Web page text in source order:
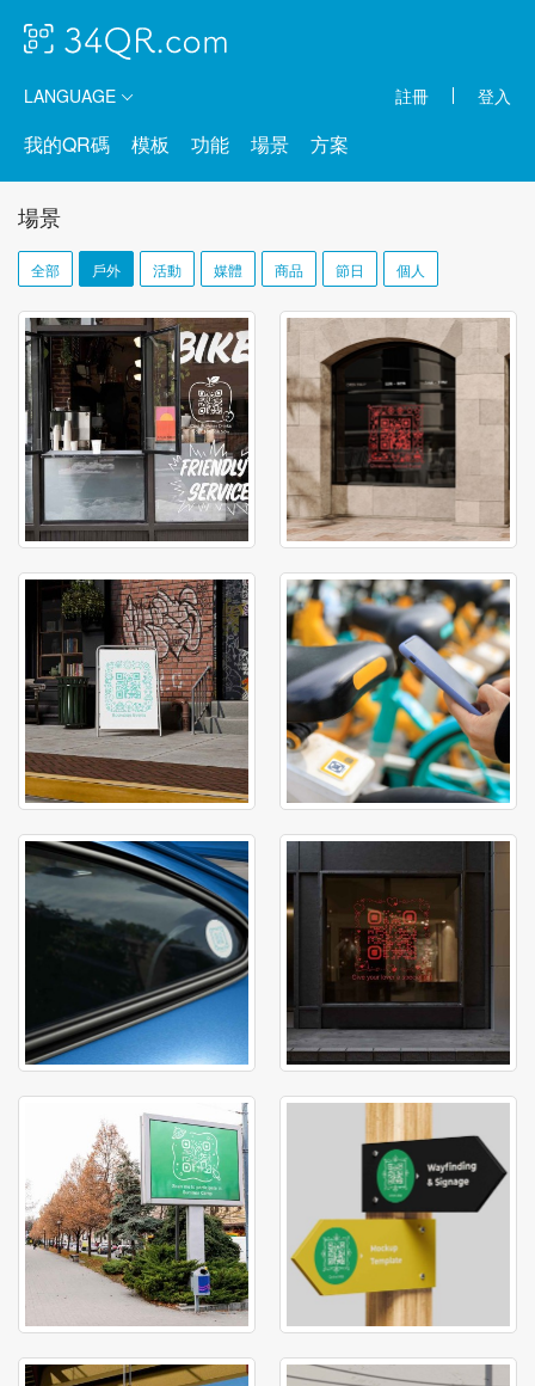
LANGUAGE 註冊 登入
我的QR碼 模板 功能 場景 方案
場景
全部 戶外 活動 媒體 商品 節日 個人